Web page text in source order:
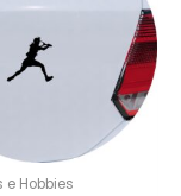
e Hobbies